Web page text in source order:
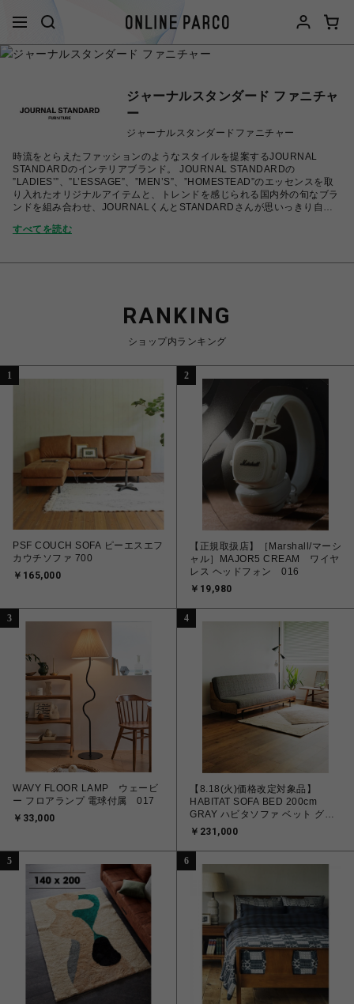
ジャーナルスタンダード ファニチャ
ー
ジャーナルスタンダードファニチャー
時流をとらえたファッションのようなスタイルを提案するJOURNAL
STANDARDのインテリアブランド。 JOURNAL STANDARDの
”LADIES’”、”L’ESSAGE”、”MEN’S”、”HOMESTEAD”のエッセンスを取
り入れたオリジナルアイテムと、トレンドを感じられる国内外の旬なブラ
ンドを組み合わせ、JOURNALくんとSTANDARDさんが思いっきり自分
ップはjournal standard Furniture直営店の福岡パルコ店が運営しており
すべてを読む
RANKING
ショップ内ランキング
1
PSF COUCH SOFA ピーエスエフ
カウチソファ 700
￥165,000
2
【正規取扱店】［Marshall/マーシ
ャル］MAJOR5 CREAM ワイヤ
レス ヘッドフォン 016
￥19,980
3
WAVY FLOOR LAMP ウェービ
ー フロアランプ 電球付属 017
￥33,000
4
【8.18(火)価格改定対象品】
HABITAT SOFA BED 200cm
GRAY ハビタソファ ベット グレ
ー 700
￥231,000
5 6